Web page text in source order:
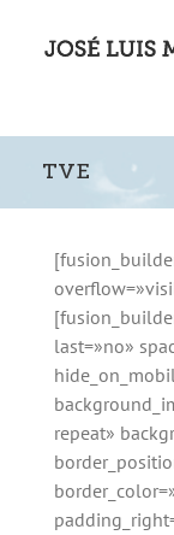
TVE
last=»no»
repeat»